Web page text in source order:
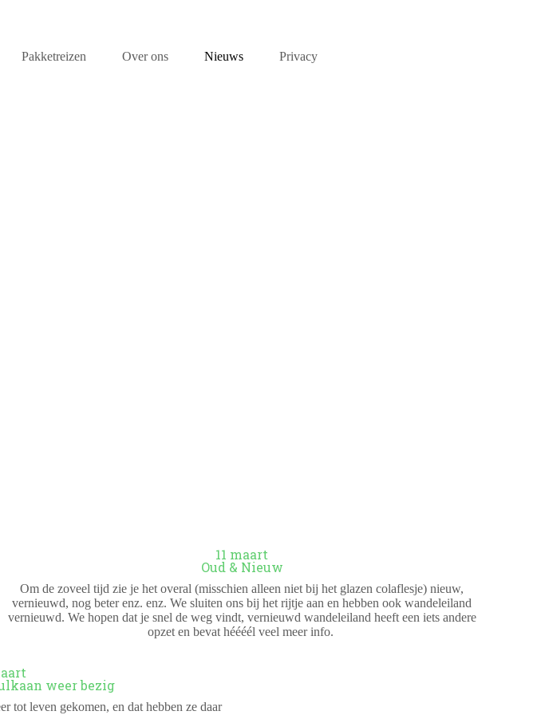
Pakketreizen Over ons Nieuws Privacy
11 maart
Oud & Nieuw
Om de zoveel tijd zie je het overal (misschien alleen niet bij het glazen colaflesje) nieuw,
vernieuwd, nog beter enz. enz. We sluiten ons bij het rijtje aan en hebben ook wandeleiland
vernieuwd. We hopen dat je snel de weg vindt, vernieuwd wandeleiland heeft een iets andere
opzet en bevat héééél veel meer info.
weer bezig
tot leven gekomen, en dat hebben ze daar